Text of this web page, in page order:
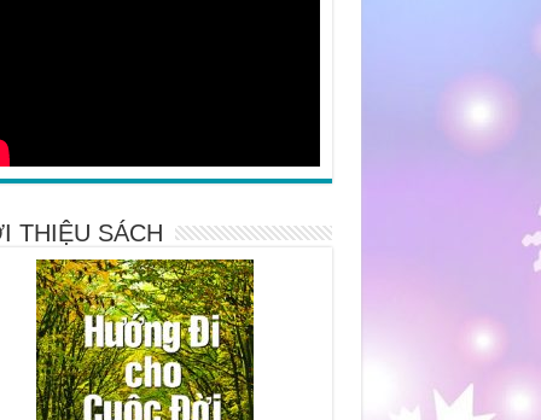
THIỆU SÁCH